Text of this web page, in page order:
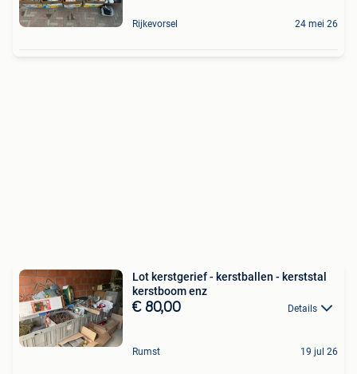
Rijkevorsel 24 mei 26
Lot kerstgerief - kerstballen - kerststal
kerstboom enz
€ 80,00 Details
Rumst 19 jul 26